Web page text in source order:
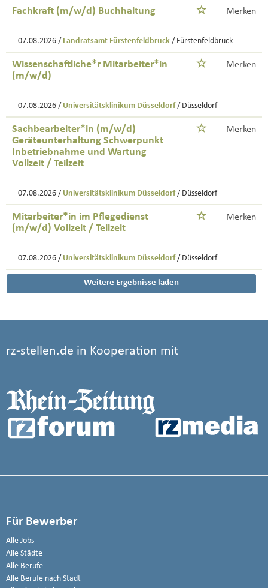
Fachkraft (m/w/d) Buchhaltung Merken
07.08.2026 / Landratsamt Fürstenfeldbruck / Fürstenfeldbruck
Wissenschaftliche*r Mitarbeiter*in
(m/w/d)
Merken
07.08.2026 / Universitätsklinikum Düsseldorf / Düsseldorf
Sachbearbeiter*in (m/w/d)
Geräteunterhaltung Schwerpunkt
Inbetriebnahme und Wartung
Vollzeit / Teilzeit
Merken
07.08.2026 / Universitätsklinikum Düsseldorf / Düsseldorf
Mitarbeiter*in im Pflegedienst
(m/w/d) Vollzeit / Teilzeit
Merken
07.08.2026 / Universitätsklinikum Düsseldorf / Düsseldorf
Weitere Ergebnisse laden
rz-stellen.de in Kooperation mit
Für Bewerber
Alle Jobs
Alle Städte
Alle Berufe
Alle Berufe nach Stadt